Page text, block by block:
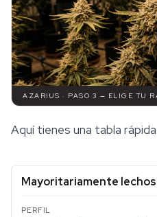
AZARIUS · PASO 3 — ELIGE TU
Aquí tienes una tabla
Mayoritariamente